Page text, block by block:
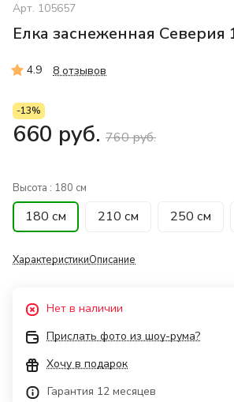
Арт. 105657
Елка заснеженная Северия
4.9 8 отзывов
-13%
660 руб. 760 руб.
Высота : 180 см
180 см 210 см 250 см
ХарактеристикиОписание
Нет в наличии
Прислать фото из шоу-рума?
Хочу в подарок
Гарантия 12 месяцев